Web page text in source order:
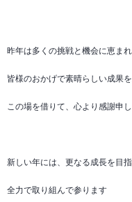
昨年は多くの挑戦と機会に恵まれ
皆様のおかげで素晴らしい成果
この場を借りて、心より感謝申
新しい年には、更なる成長を目指
全力で取り組んで参ります